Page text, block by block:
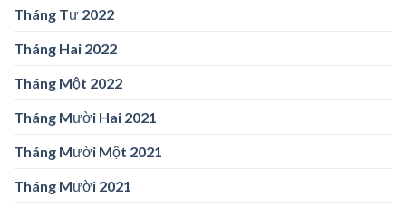
Tháng Tư 2022
Tháng Hai 2022
Tháng Một 2022
Tháng Mười Hai 2021
Tháng Mười Một 2021
Tháng Mười 2021